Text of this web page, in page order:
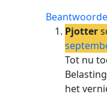
Pjotter
Tot nu
het